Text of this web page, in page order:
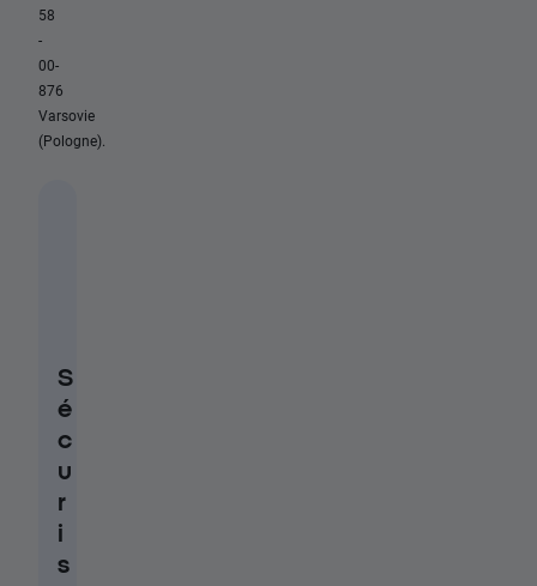
58
-
00-
876
Varsovie
(Pologne).
S
é
c
u
r
i
s